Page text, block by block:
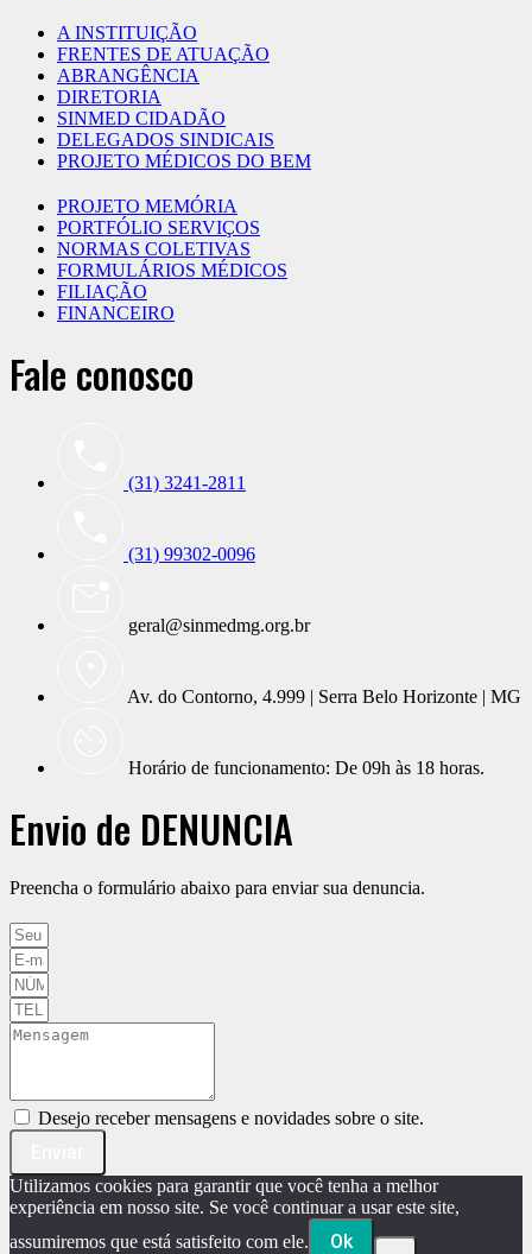
A INSTITUIÇÃO
FRENTES DE ATUAÇÃO
ABRANGÊNCIA
DIRETORIA
SINMED CIDADÃO
DELEGADOS SINDICAIS
PROJETO MÉDICOS DO BEM
PROJETO MEMÓRIA
PORTFÓLIO SERVIÇOS
NORMAS COLETIVAS
FORMULÁRIOS MÉDICOS
FILIAÇÃO
FINANCEIRO
Fale conosco
(31) 3241-2811
(31) 99302-0096
geral@sinmedmg.org.br
Av. do Contorno, 4.999 | Serra Belo Horizonte | MG
Horário de funcionamento: De 09h às 18 horas.
Envio de DENÚNCIA
Preencha o formulário abaixo para enviar sua denuncia.
Desejo receber mensagens e novidades sobre o site.
Utilizamos cookies para garantir que você tenha a melhor
experiência em nosso site. Se você continuar a usar este site,
assumiremos que está satisfeito com ele.
Ok